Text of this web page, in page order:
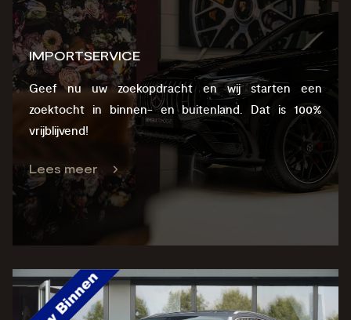
IMPORTSERVICE
Geef nu uw zoekopdracht en wij starten een
zoektocht in binnen- en buitenland. Dat is 100%
vrijblijvend!
Lees meer